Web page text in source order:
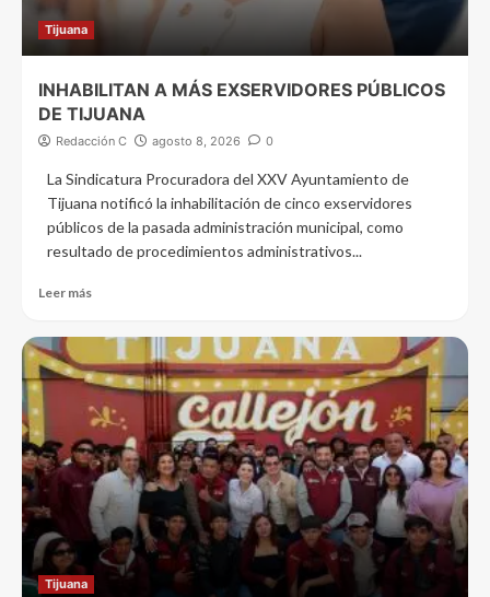
Tijuana
INHABILITAN A MÁS EXSERVIDORES PÚBLICOS
DE TIJUANA
Redacción C agosto 8, 2026 0
La Sindicatura Procuradora del XXV Ayuntamiento de
Tijuana notificó la inhabilitación de cinco exservidores
públicos de la pasada administración municipal, como
resultado de procedimientos administrativos...
Leer más
Tijuana